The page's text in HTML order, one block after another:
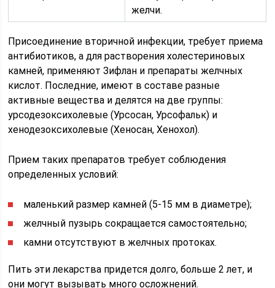
желчи.
Присоединение вторичной инфекции, требует приема
антибиотиков, а для растворения холестериновых
камней, применяют Зифлан и препараты желчных
кислот. Последние, имеют в составе разные
активные вещества и делятся на две группы:
урсодезоксихолевые (Урсосан, Урсофальк) и
хенодезоксихолевые (Хеносан, Хенохол).
Прием таких препаратов требует соблюдения
определенных условий:
маленький размер камней (5-15 мм в диаметре);
желчный пузырь сокращается самостоятельно;
камни отсутствуют в желчных протоках.
Пить эти лекарства придется долго, больше 2 лет, и
они могут вызывать много осложнений.